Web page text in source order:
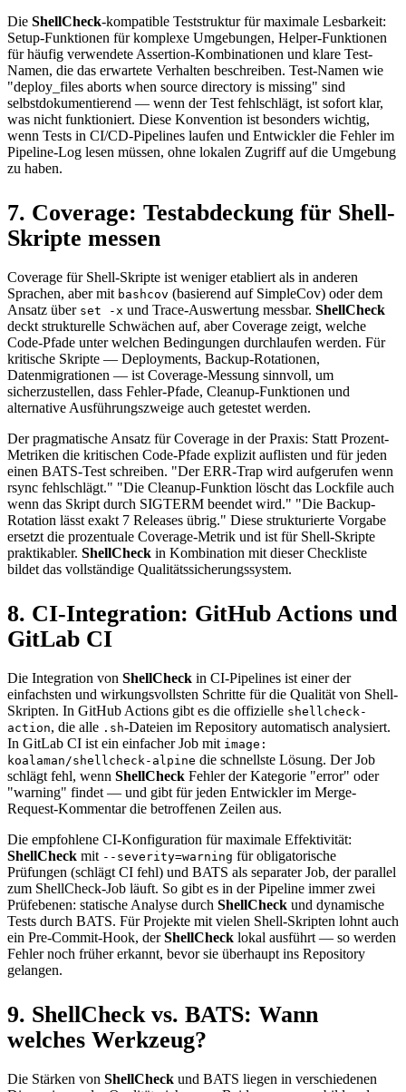
Die ShellCheck-kompatible Teststruktur für maximale Lesbarkeit:
Setup-Funktionen für komplexe Umgebungen, Helper-Funktionen
für häufig verwendete Assertion-Kombinationen und klare Test-
Namen, die das erwartete Verhalten beschreiben. Test-Namen wie
"deploy_files aborts when source directory is missing" sind
selbstdokumentierend — wenn der Test fehlschlägt, ist sofort klar,
was nicht funktioniert. Diese Konvention ist besonders wichtig,
wenn Tests in CI/CD-Pipelines laufen und Entwickler die Fehler im
Pipeline-Log lesen müssen, ohne lokalen Zugriff auf die Umgebung
zu haben.
7. Coverage: Testabdeckung für Shell-
Skripte messen
Coverage für Shell-Skripte ist weniger etabliert als in anderen
Sprachen, aber mit bashcov (basierend auf SimpleCov) oder dem
Ansatz über set -x und Trace-Auswertung messbar. ShellCheck
deckt strukturelle Schwächen auf, aber Coverage zeigt, welche
Code-Pfade unter welchen Bedingungen durchlaufen werden. Für
kritische Skripte — Deployments, Backup-Rotationen,
Datenmigrationen — ist Coverage-Messung sinnvoll, um
sicherzustellen, dass Fehler-Pfade, Cleanup-Funktionen und
alternative Ausführungszweige auch getestet werden.
Der pragmatische Ansatz für Coverage in der Praxis: Statt Prozent-
Metriken die kritischen Code-Pfade explizit auflisten und für jeden
einen BATS-Test schreiben. "Der ERR-Trap wird aufgerufen wenn
rsync fehlschlägt." "Die Cleanup-Funktion löscht das Lockfile auch
wenn das Skript durch SIGTERM beendet wird." "Die Backup-
Rotation lässt exakt 7 Releases übrig." Diese strukturierte Vorgabe
ersetzt die prozentuale Coverage-Metrik und ist für Shell-Skripte
praktikabler. ShellCheck in Kombination mit dieser Checkliste
bildet das vollständige Qualitätssicherungssystem.
8. CI-Integration: GitHub Actions und
GitLab CI
Die Integration von ShellCheck in CI-Pipelines ist einer der
einfachsten und wirkungsvollsten Schritte für die Qualität von Shell-
Skripten. In GitHub Actions gibt es die offizielle shellcheck-
action, die alle .sh-Dateien im Repository automatisch analysiert.
In GitLab CI ist ein einfacher Job mit image:
koalaman/shellcheck-alpine die schnellste Lösung. Der Job
schlägt fehl, wenn ShellCheck Fehler der Kategorie "error" oder
"warning" findet — und gibt für jeden Entwickler im Merge-
Request-Kommentar die betroffenen Zeilen aus.
Die empfohlene CI-Konfiguration für maximale Effektivität:
ShellCheck mit --severity=warning für obligatorische
Prüfungen (schlägt CI fehl) und BATS als separater Job, der parallel
zum ShellCheck-Job läuft. So gibt es in der Pipeline immer zwei
Prüfebenen: statische Analyse durch ShellCheck und dynamische
Tests durch BATS. Für Projekte mit vielen Shell-Skripten lohnt auch
ein Pre-Commit-Hook, derShellCheck lokal ausführt — so werden
Fehler noch früher erkannt, bevor sie überhaupt ins Repository
gelangen.
9. ShellCheck vs. BATS: Wann
welches Werkzeug?
Die Stärken von ShellCheck und BATS liegen in verschiedenen